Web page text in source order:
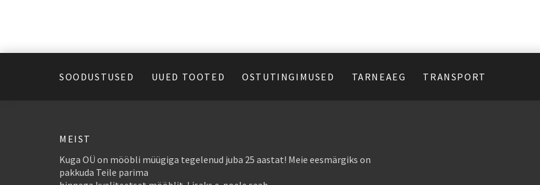
SOODUSTUSED UUED TOOTED OSTUTINGIMUSED TARNEAEG TRANSPORT
MEIST
Kuga OÜ on mööbli müügiga tegelenud juba 25 aastat! Meie eesmärgiks on
pakkuda Teile parima